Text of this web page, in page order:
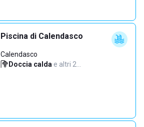
Piscina di Calendasco
Calendasco
Doccia calda·e altri 2…